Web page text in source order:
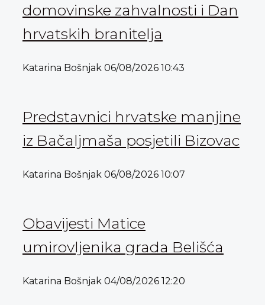
domovinske zahvalnosti i Dan
hrvatskih branitelja
Katarina Bošnjak 06/08/2026 10:43
Predstavnici hrvatske manjine
iz Bačaljmaša posjetili Bizovac
Katarina Bošnjak 06/08/2026 10:07
Obavijesti Matice
umirovljenika grada Belišća
Katarina Bošnjak 04/08/2026 12:20